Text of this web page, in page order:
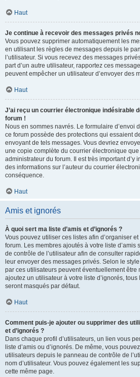
Haut
Je continue à recevoir des messages privés
Vous pouvez supprimer automatiquement les
en utilisant les règles de messages depuis le
l’utilisateur. Si vous recevez des messages
part d’un autre utilisateur, rapportez ces
peuvent empêcher un utilisateur d’envoyer des
Haut
J’ai reçu un courrier électronique indésirable
forum !
Nous en sommes navrés. Le formulaire d’envoi
ce forum possède des protections qui essaient
envoyant de tels messages. Vous devriez
une copie complète du courrier électronique
administrateur du forum. Il est très important d’y
des informations sur l’auteur du courrier
conséquence.
Haut
Amis et ignorés
À quoi sert ma liste d’amis et d’ignorés ?
Vous pouvez utiliser ces listes afin d’organiser
forum. Les membres ajoutés à votre liste d’amis
de contrôle de l’utilisateur afin de consulter
leur envoyer des messages privés. Selon le
par ces utilisateurs peuvent éventuellement être
ajoutez un utilisateur à votre liste d’ignorés,
seront masqués par défaut.
Haut
Comment puis-je ajouter ou supprimer des
et d’ignorés ?
Dans chaque profil d’utilisateurs, un lien vous
liste d’amis ou d’ignorés. De même, vous
utilisateurs depuis le panneau de contrôle de
nom d’utilisateur. Vous pouvez également les
cette même page.